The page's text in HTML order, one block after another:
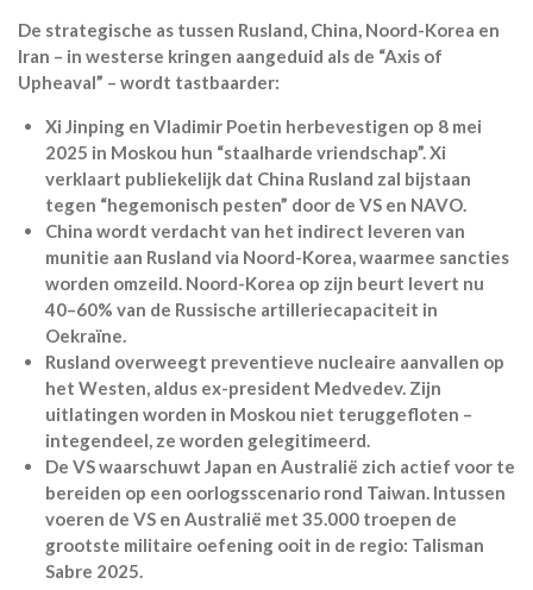
De strategische as tussen Rusland, China, Noord-Korea en
Iran – in westerse kringen aangeduid als de “Axis of
Upheaval” – wordt tastbaarder:
Xi Jinping en Vladimir Poetin herbevestigen op 8 mei
2025 in Moskou hun “staalharde vriendschap”. Xi
verklaart publiekelijk dat China Rusland zal bijstaan
tegen “hegemonisch pesten” door de VS en NAVO.
China wordt verdacht van het indirect leveren van
munitie aan Rusland via Noord-Korea, waarmee sancties
worden omzeild. Noord-Korea op zijn beurt levert nu
40–60% van de Russische artilleriecapaciteit in
Oekraïne.
Rusland overweegt preventieve nucleaire aanvallen op
het Westen, aldus ex-president Medvedev. Zijn
uitlatingen worden in Moskou niet teruggefloten –
integendeel, ze worden gelegitimeerd.
De VS waarschuwt Japan en Australië zich actief voor te
bereiden op een oorlogsscenario rond Taiwan. Intussen
voeren de VS en Australië met 35.000 troepen de
grootste militaire oefening ooit in de regio: Talisman
Sabre 2025.